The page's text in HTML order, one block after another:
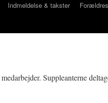
Indmeldelse & takster
Suppleanterne